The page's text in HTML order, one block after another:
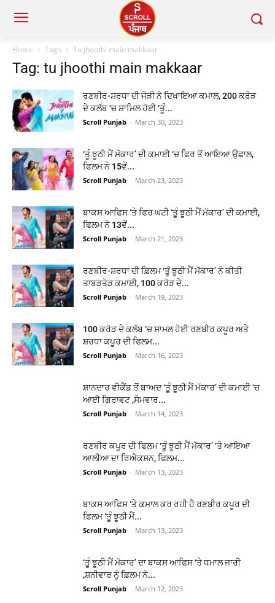
Home Tags Tu jhoothi main makkaar
Tag: tu jhoothi main makkaar
ਰਣਬੀਰ-ਸ਼ਰਧਾ ਦੀ ਜੋੜੀ ਨੇ ਦਿਖਾਇਆ ਕਮਾਲ, 200 ਕਰੋੜ
ਦੇ ਕਲੱਬ ‘ਚ ਸ਼ਾਮਿਲ ਹੋਈ ‘ਤੂੰ...
Scroll Punjab - March 30, 2023
‘ਤੂੰ ਝੂਠੀ ਮੈਂ ਮੱਕਾਰ’ ਦੀ ਕਮਾਈ ‘ਚ ਫਿਰ ਤੋਂ ਆਇਆ ਉਛਾਲ,
ਫਿਲਮ ਨੇ 15ਵੇਂ...
Scroll Punjab - March 23, 2023
ਬਾਕਸ ਆਫਿਸ ‘ਤੇ ਫਿਰ ਘਟੀ ‘ਤੂੰ ਝੂਠੀ ਮੈਂ ਮੱਕਾਰ’ ਦੀ ਕਮਾਈ,
ਫਿਲਮ ਨੇ 13ਵੇਂ...
Scroll Punjab - March 21, 2023
ਰਣਬੀਰ-ਸ਼ਰਧਾ ਦੀ ਫ਼ਿਲਮ ‘ਤੂੰ ਝੂਠੀ ਮੈਂ ਮੱਕਾਰ’ ਨੇ ਕੀਤੀ
ਤਾਬੜਤੋੜ ਕਮਾਈ, 100 ਕਰੋੜ ਦੇ...
Scroll Punjab - March 19, 2023
100 ਕਰੋੜ ਦੇ ਕਲੱਬ ‘ਚ ਸ਼ਾਮਲ ਹੋਈ ਰਣਬੀਰ ਕਪੂਰ ਅਤੇ
ਸ਼ਰਧਾ ਕਪੂਰ ਦੀ ਫਿਲਮ...
Scroll Punjab - March 16, 2023
ਸ਼ਾਨਦਾਰ ਵੀਕੈਂਡ ਤੋਂ ਬਾਅਦ ‘ਤੂੰ ਝੂਠੀ ਮੈਂ ਮੱਕਾਰ’ ਦੀ ਕਮਾਈ ‘ਚ
ਆਈ ਗਿਰਾਵਟ ,ਸੋਮਵਾਰ...
Scroll Punjab - March 14, 2023
ਰਣਬੀਰ ਕਪੂਰ ਦੀ ਫਿਲਮ ‘ਤੂੰ ਝੂਠੀ ਮੈਂ ਮੱਕਾਰ’ ‘ਤੇ ਆਇਆ
ਆਲੀਆ ਦਾ ਰਿਐਕਸ਼ਨ, ਫਿਲਮ...
Scroll Punjab - March 13, 2023
ਬਾਕਸ ਆਫਿਸ ‘ਤੇ ਕਮਾਲ ਕਰ ਰਹੀ ਹੈ ਰਣਬੀਰ ਕਪੂਰ ਦੀ
ਫਿਲਮ ‘ਤੂੰ ਝੂਠੀ ਮੈਂ...
Scroll Punjab - March 13, 2023
‘ਤੂੰ ਝੂਠੀ ਮੈਂ ਮੱਕਾਰ’ ਦਾ ਬਾਕਸ ਆਫਿਸ ‘ਤੇ ਧਮਾਲ ਜਾਰੀ
,ਸ਼ਨੀਵਾਰ ਨੂੰ ਫ਼ਿਲਮ ਨੇ...
Scroll Punjab - March 12, 2023